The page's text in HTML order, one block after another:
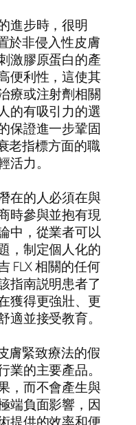
進步時，很明
於非侵入性皮膚
激膠原蛋白的產
便利性，這使其
療或注射劑相關
的有吸引力的選
保證進一步鞏固
老指標方面的職
力。
在的人必須在與
時參與並抱有現
中，從業者可以
，制定個人化的
FLX 相關的任何
指南説明患者了
獲得更強壯、更
並接受教育。
膚緊致療法的假
的主要產品。
，而不會產生與
端負面影響，因